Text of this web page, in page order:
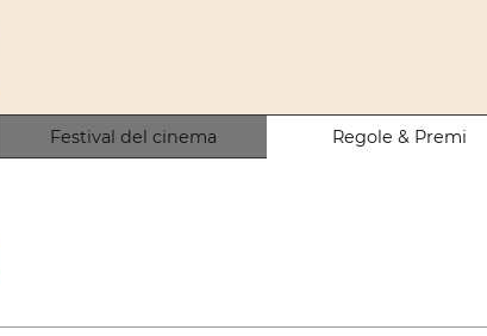
Festival del cinema Regole & Premi